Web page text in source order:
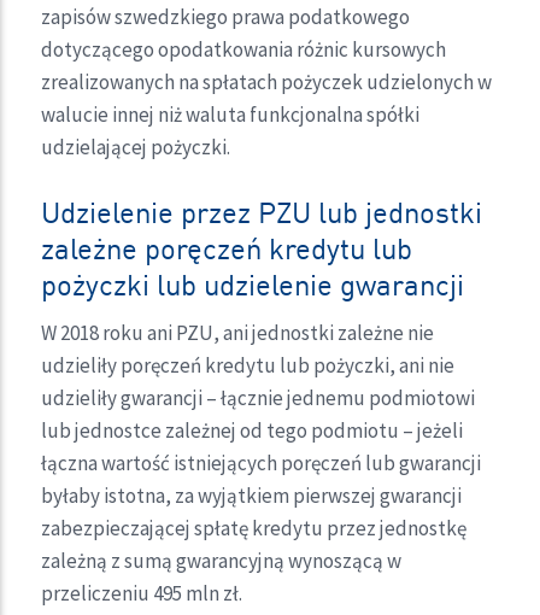
zapisów szwedzkiego prawa podatkowego
dotyczącego opodatkowania różnic kursowych
zrealizowanych na spłatach pożyczek udzielonych w
walucie innej niż waluta funkcjonalna spółki
udzielającej pożyczki.
Udzielenie przez PZU lub jednostki
zależne poręczeń kredytu lub
pożyczki lub udzielenie gwarancji
W 2018 roku ani PZU, ani jednostki zależne nie
udzieliły poręczeń kredytu lub pożyczki, ani nie
udzieliły gwarancji – łącznie jednemu podmiotowi
lub jednostce zależnej od tego podmiotu – jeżeli
łączna wartość istniejących poręczeń lub gwarancji
byłaby istotna, za wyjątkiem pierwszej gwarancji
zabezpieczającej spłatę kredytu przez jednostkę
zależną z sumą gwarancyjną wynoszącą w
przeliczeniu 495 mln zł.